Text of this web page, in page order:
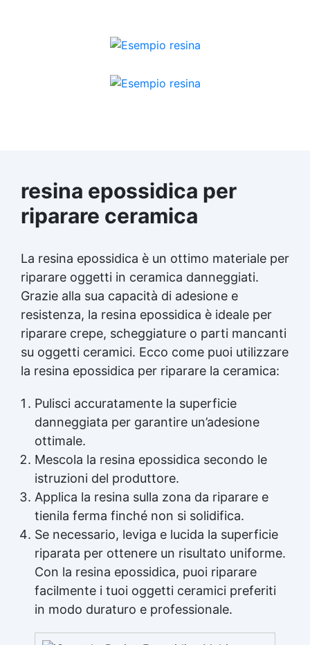
resina epossidica per
riparare ceramica
La resina epossidica è un ottimo materiale per
riparare oggetti in ceramica danneggiati.
Grazie alla sua capacità di adesione e
resistenza, la resina epossidica è ideale per
riparare crepe, scheggiature o parti mancanti
su oggetti ceramici. Ecco come puoi utilizzare
la resina epossidica per riparare la ceramica:
Pulisci accuratamente la superficie
danneggiata per garantire un’adesione
ottimale.
Mescola la resina epossidica secondo le
istruzioni del produttore.
Applica la resina sulla zona da riparare e
tienila ferma finché non si solidifica.
Se necessario, leviga e lucida la superficie
riparata per ottenere un risultato uniforme.
Con la resina epossidica, puoi riparare
facilmente i tuoi oggetti ceramici preferiti
in modo duraturo e professionale.